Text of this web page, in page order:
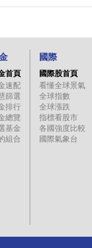
首頁
速配
篩選
排行
總覽
基金
組合
國際
國際股首頁
看懂全球景氣
全球指數
全球漲跌
指標看股市
各國強度比較
國際氣象台